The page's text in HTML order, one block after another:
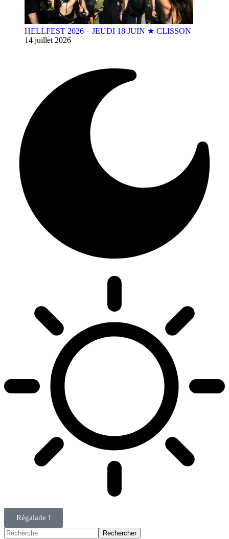
HELLFEST 2026 – JEUDI 18 JUIN ★ CLISSON
14 juillet 2026
Régalade !